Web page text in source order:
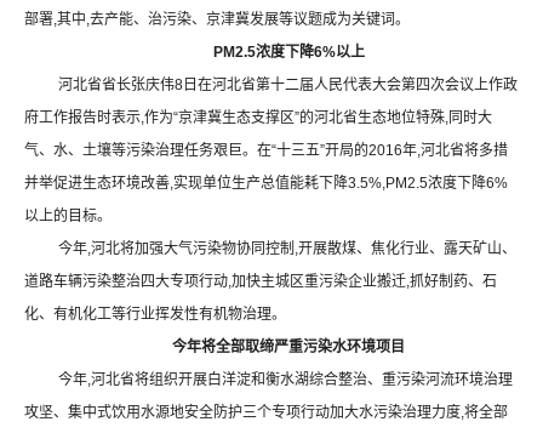
部署,其中,去产能、治污染、京津冀发展等议题成为关键词。
PM2.5浓度下降6%以上
河北省省长张庆伟8 日在河北省第十二届人民代表大会第四次会议上作政
府工作报告时表示,作为“京津冀生态支撑区”的河北省生态地位特殊, 同时大
气、水、土壤等污染治理任务艰巨。在“十三五”开局的2016年,河北省将多措
并举促进生态环境改善,实现单位生产总值能耗下降3.5%,PM2.5浓度下降6%
以上的目标。
今年,河北将加强大气污染物协同控制 ,开展散煤、焦化行业、露天矿山、
道路车辆污染整治四大专项行动,加快主城区重污染企业搬迁,抓好制药、石
化、有机化工等行业挥发性有机物治理。
今年将全部取缔严重污染水环境项目
今年,河北省将组织开展白洋淀和衡水湖综合整治、重污染河流环境治理
攻坚、集中式饮用水源地安全防护三个专项行动加大水污染治理力度,将全部